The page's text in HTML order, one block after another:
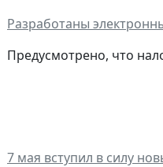
Разработаны
Предусмотрено, что
7 мая вступил в силу